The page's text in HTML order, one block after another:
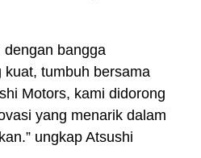
dengan bangga
tumbuh bersama
Motors, kami didorong
yang menarik dalam
ungkap Atsushi